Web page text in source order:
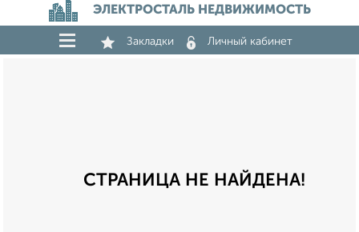
ЭЛЕКТРОСТАЛЬ НЕДВИЖИМОСТЬ
Закладки Личный кабинет
СТРАНИЦА НЕ НАЙДЕНА!